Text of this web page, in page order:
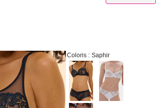
Coloris : Saphir